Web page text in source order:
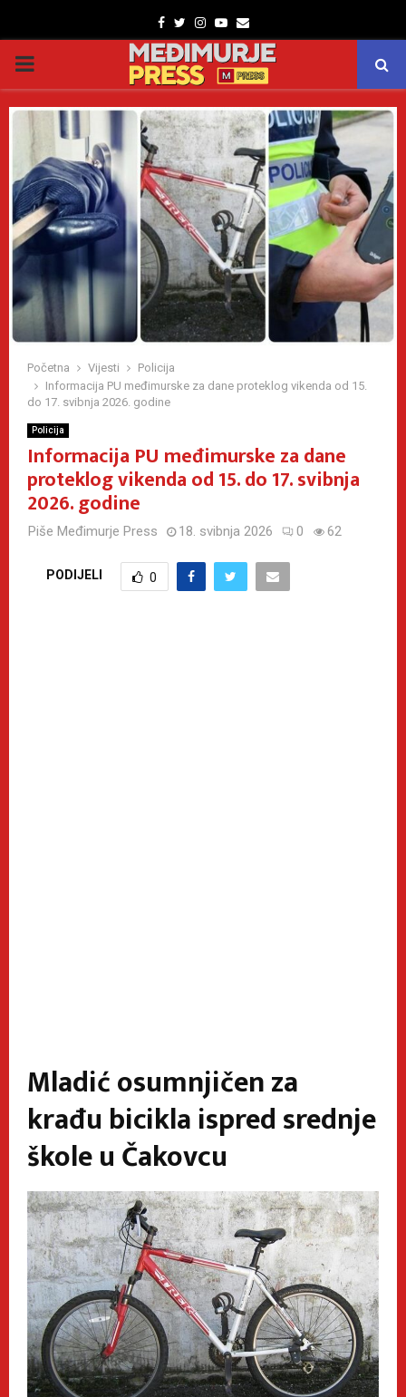
Facebook
TwitterInstagram
Youtube
Email
PRIMARY
MENU
Početna Vijesti
Policija
Informacija PU međimurske za dane proteklog vikenda od 15.
do 17. svibnja 2026. godine
Policija
Informacija PU međimurske za dane
proteklog vikenda od 15. do 17. svibnja
2026. godine
Piše Međimurje Press 18. svibnja 2026 0 62
PODIJELI 0
Mladić osumnjičen za
krađu bicikla ispred srednje
škole u Čakovcu